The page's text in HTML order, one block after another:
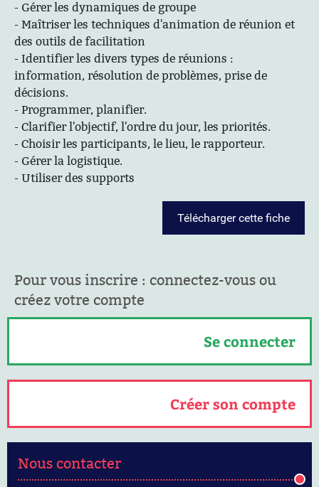
- Gérer les dynamiques de groupe
- Maîtriser les techniques d'animation de réunion et
des outils de facilitation
- Identifier les divers types de réunions :
information, résolution de problèmes, prise de
décisions.
- Programmer, planifier.
- Clarifier l'objectif, l'ordre du jour, les priorités.
- Choisir les participants, le lieu, le rapporteur.
- Gérer la logistique.
- Utiliser des supports
Télécharger cette fiche
Pour vous inscrire : connectez-vous ou
créez votre compte
Se connecter
Créer son compte
Nous contacter